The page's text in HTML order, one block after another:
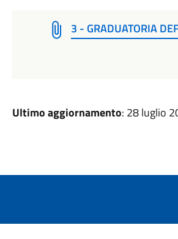
3 - GRADUATORIA
Ultimo aggiornamento: 28 luglio